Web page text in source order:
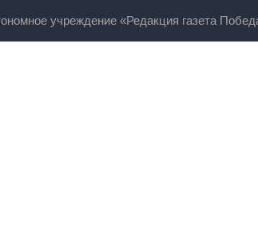
учреждение «Редакция газета